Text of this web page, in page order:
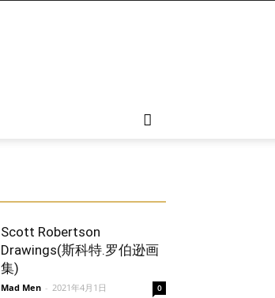
Scott Robertson
Drawings(斯科特.罗伯逊画
集)
Mad Men - 2021年4月1日 0